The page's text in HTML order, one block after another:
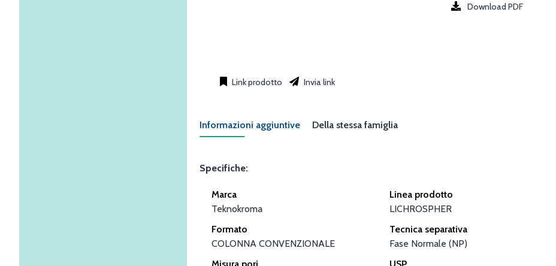
Download PDF
Link prodotto Invia link
Informazioni aggiuntive Della stessa famiglia
Specifiche:
Marca
Teknokroma
Linea prodotto
LICHROSPHER
Formato
COLONNA CONVENZIONALE
Tecnica separativa
Fase Normale (NP)